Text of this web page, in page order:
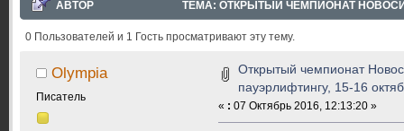
АВТОР ТЕМА: ОТКРЫТЫЙ ЧЕМПИОНАТ
13441 РАЗ)
0 Пользователей и 1 Гость просматривают эту тему.
Olympia
Писатель
Открытый чемпионат
пауэрлифтингу, 15-16
« : 07 Октябрь 2016, 12:13:20 »